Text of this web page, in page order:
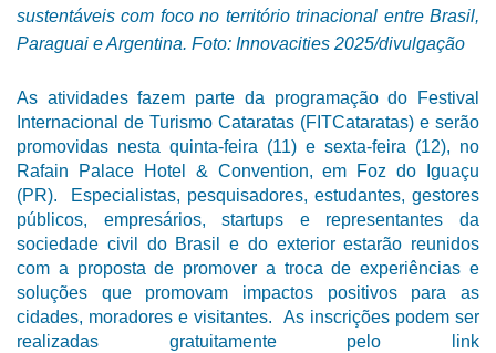
sustentáveis com foco no território trinacional entre Brasil,
Paraguai e Argentina. Foto: Innovacities 2025/divulgação
As atividades fazem parte da programação do Festival
Internacional de Turismo Cataratas (FITCataratas) e serão
promovidas nesta quinta-feira (11) e sexta-feira (12), no
Rafain Palace Hotel & Convention, em Foz do Iguaçu
(PR). Especialistas, pesquisadores, estudantes, gestores
públicos, empresários, startups e representantes da
sociedade civil do Brasil e do exterior estarão reunidos
com a proposta de promover a troca de experiências e
soluções que promovam impactos positivos para as
cidades, moradores e visitantes. As inscrições podem ser
realizadas gratuitamente pelo link